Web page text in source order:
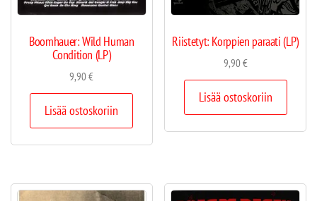
Boomhauer: Wild Human
Condition (LP)
9,90€
Lisää ostoskoriin
Riistetyt: Korppien paraati (LP)
9,90€
Lisää ostoskoriin